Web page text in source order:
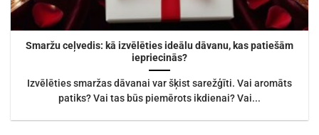
Smaržu ceļvedis: kā izvēlēties ideālu dāvanu, kas patiešām
iepriecinās?
Izvēlēties smaržas dāvanai var šķist sarežģīti. Vai aromāts
patiks? Vai tas būs piemērots ikdienai? Vai...